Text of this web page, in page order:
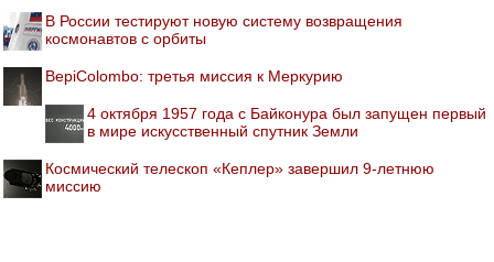
В России тестируют новую систему возвращения
космонавтов с орбиты
BepiColombo: третья миссия к Меркурию
4 октября 1957 года с Байконура был запущен первый
в мире искусственный спутник Земли
Космический телескоп «Кеплер» завершил 9-летнюю
миссию